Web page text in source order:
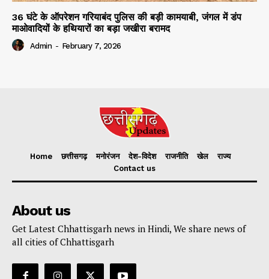
36 घंटे के ऑपरेशन गरियाबंद पुलिस की बड़ी कामयाबी, जंगल में डंप
माओवादियों के हथियारों का बड़ा जखीरा बरामद
Admin - February 7, 2026
Home छत्तीसगढ़ मनोरंजन देश-विदेश राजनीति खेल
राज्य
Contact us
About us
Get Latest Chhattisgarh news in Hindi, We share news of
all cities of Chhattisgarh